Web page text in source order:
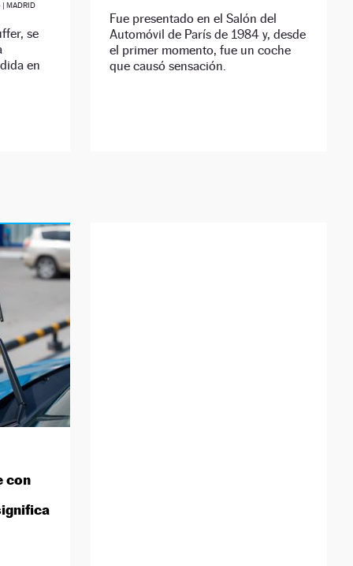
| MADRID
se
en
Fue presentado en el Salón del
Automóvil de París de 1984 y, desde
el primer momento, fue un coche
que causó sensación.
con